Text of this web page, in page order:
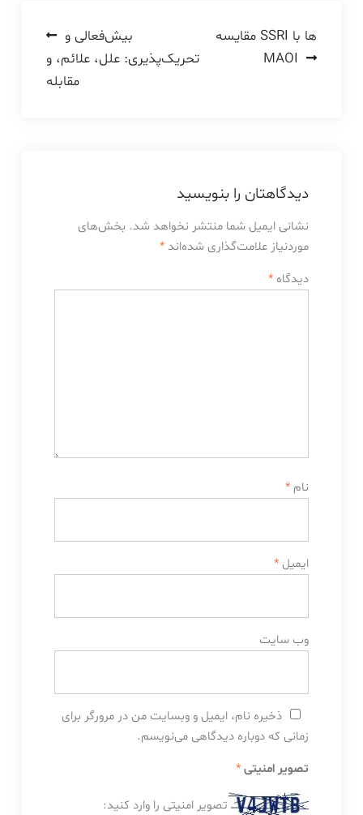
راهبری
نوشته
بیش‌فعالی و
تحریک‌پذیری: علل، علائم، و
مقابله
مقایسه SSRI ها با
MAOI
دیدگاهتان را بنویسید
نشانی ایمیل شما منتشر نخواهد شد. بخش‌های
موردنیاز علامت‌گذاری شده‌اند *
دیدگاه *
نام *
ایمیل *
وب‌ سایت
ذخیره نام، ایمیل و وبسایت من در مرورگر برای
زمانی که دوباره دیدگاهی می‌نویسم.
تصویر امنیتی*
تصویر امنیتی را وارد کنید: